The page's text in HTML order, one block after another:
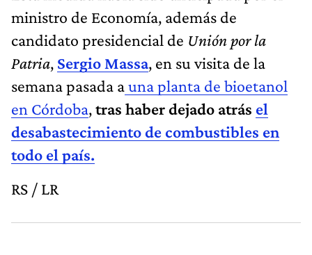
ministro de Economía, además de
candidato presidencial de Unión por la
Patria, Sergio Massa, en su visita de la
semana pasada auna planta de bioetanol
en Córdoba,tras haber dejado atrás el
desabastecimiento de combustibles en
todo el país.
RS / LR